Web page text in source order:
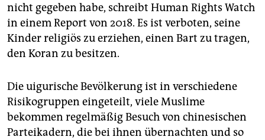
nicht gegeben habe, schreibt Human Rights Watch
in einem Report von 2018. Es ist verboten, seine
Kinder religiös zu erziehen, einen Bart zu tragen,
den Koran zu besitzen.
Die uigurische Bevölkerung ist in verschiedene
Risikogruppen eingeteilt, viele Muslime
bekommen regelmäßig Besuch von chinesischen
Parteikadern, die bei ihnen übernachten und so